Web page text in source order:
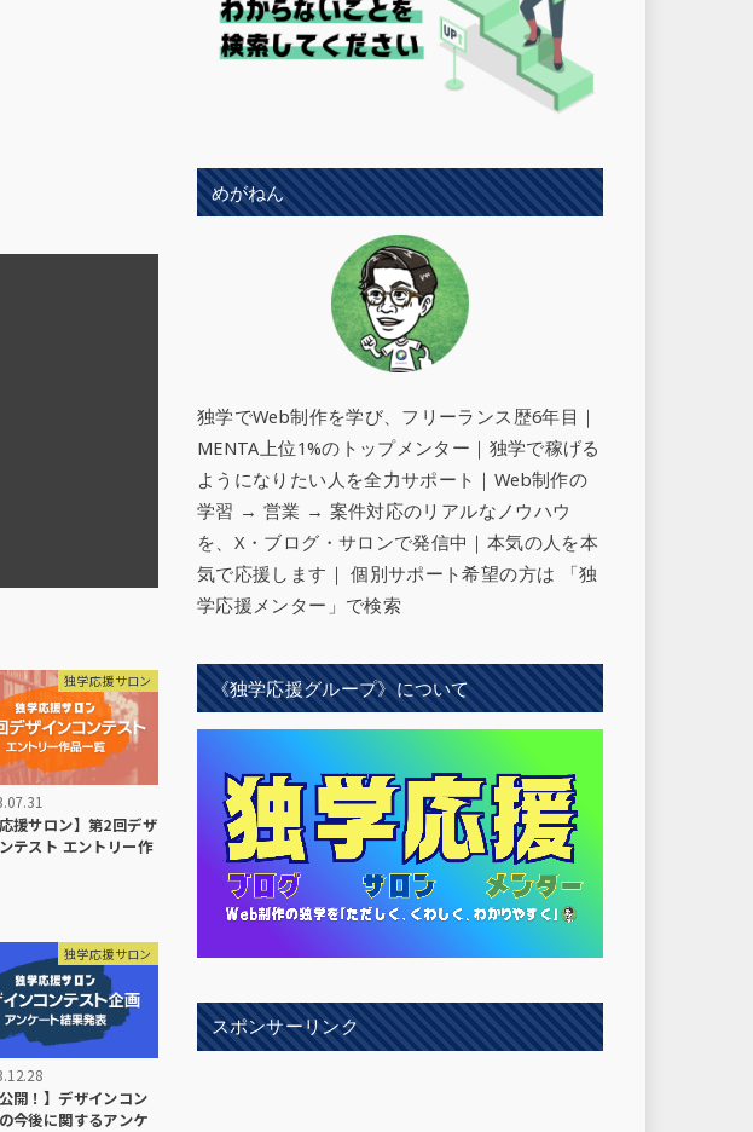
独学応援サロン
応援サロン】第2回デザ
テスト エントリー作
独学応援サロン
公開！】デザインコン
今後に関するアンケ
めがねん
独学でWeb制作を学び、フリーランス歴6年目｜
MENTA上位1%のトップメンター｜独学で稼げる
ようになりたい人を全力サポート ｜Web制作の
学習 → 営業 → 案件対応のリアルなノウハウ
を、X・ブログ・サロンで発信中｜本気の人を本
気で応援します｜ 個別サポート希望の方は 「独
学応援メンター」で検索
《独学応援グループ》について
スポンサーリンク